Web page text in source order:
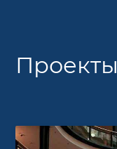
Проекты